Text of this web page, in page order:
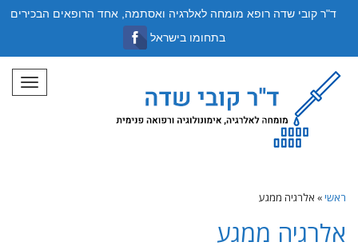
תפריט
ראשי» אלרגיה ממגע
אלרגיה ממגע
ד"ר קובי שדה רופא מומחה לאלרגיה ואסתמה, אחד הרופאים הבכירים
בתחומו בישראל